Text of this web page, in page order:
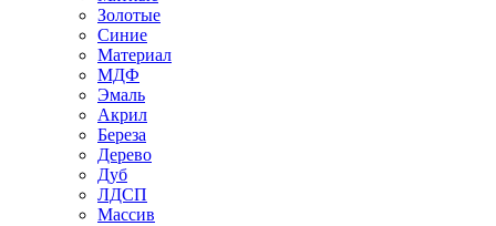
Золотые
Синие
Материал
МДФ
Эмаль
Акрил
Береза
Дерево
Дуб
ЛДСП
Массив